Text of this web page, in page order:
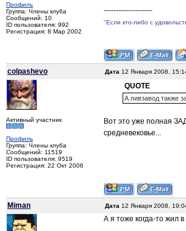
Профиль
Группа: Члены клуба
Сообщений: 10
ID пользователя: 992
Регистрация: 8 Мар 2002
--------------------
"Если кто-либо с
colpashevo
Дата 12 Января 2008,
Активный участник
Профиль
Группа: Члены клуба
Сообщений: 11519
ID пользователя: 9519
Регистрация: 22 Окт 2006
QUOTE
А пивзавод также
Вот это уже полная
средневековье...
Miman
Дата 12 Января 2008,
А я тоже когда-то жил